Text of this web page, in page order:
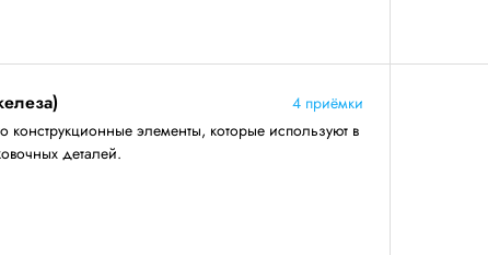
4 приёмки
элементы, которые используют в
деталей.